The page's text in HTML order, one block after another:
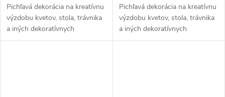
Pichľavá dekorácia na kreatívnu
výzdobu kvetov, stola, trávnika
a iných dekoratívnych
aranžmánov. Objednajte si ju
Pichľavá dekorácia na kreatívnu
výzdobu kvetov, stola, trávnika
a iných dekoratívnych
aranžmánov. Objednajte si ju